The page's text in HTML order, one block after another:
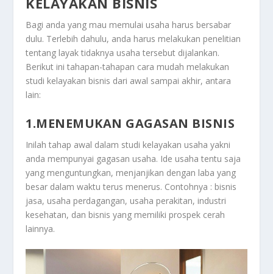
Bagi anda yang mau memulai usaha harus bersabar
dulu. Terlebih dahulu, anda harus melakukan penelitian
tentang layak tidaknya usaha tersebut dijalankan.
Berikut ini tahapan-tahapan cara mudah melakukan
studi kelayakan bisnis dari awal sampai akhir, antara
lain:
1.MENEMUKAN GAGASAN BISNIS
Inilah tahap awal dalam studi kelayakan usaha yakni
anda mempunyai gagasan usaha. Ide usaha tentu saja
yang menguntungkan, menjanjikan dengan laba yang
besar dalam waktu terus menerus. Contohnya : bisnis
jasa, usaha perdagangan, usaha perakitan, industri
kesehatan, dan bisnis yang memiliki prospek cerah
lainnya.